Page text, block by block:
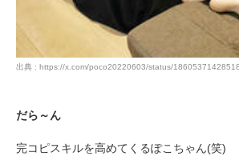
出典 : https://x.com/poco20220603/status/
だら～ん
完コピスキルを高めてくるぽこちゃん(笑)